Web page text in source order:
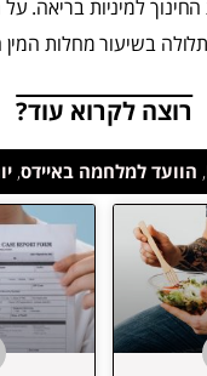
למיניות בריאה.
בשיעור מחלות
רוצה לקרוא עוד?
, הוועד למלחמה באיידס,